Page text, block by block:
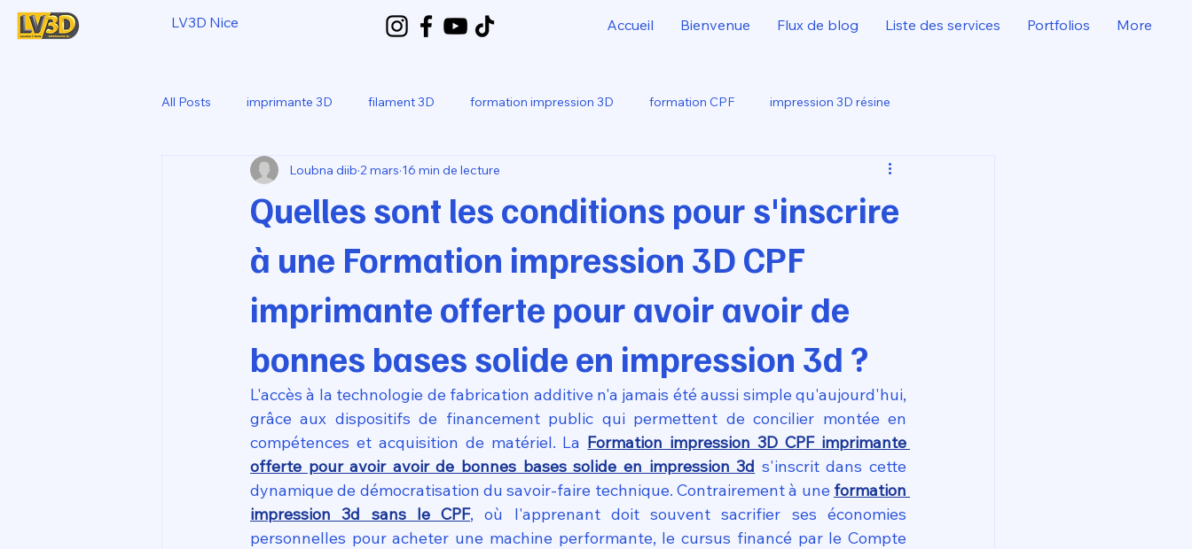
LV3D Nice Accueil Bienvenue Flux de blog Liste des services Portfolios More
All Posts imprimante 3D filament 3D formation impression 3D formation CPF impression 3D résine
CREALITY SPARKX i7 Color Combo SNAPMAKER U1
Quelles sont les conditions pour s'inscrire
à une Formation impression 3D CPF
imprimante offerte pour avoir avoir de
bonnes bases solide en impression 3d ?
Loubna diib 2 mars 16 min de lecture
L'accès à la technologie de fabrication additive n'a jamais été aussi simple qu'aujourd'hui,
grâce aux dispositifs de financement public qui permettent de concilier montée en
compétences et acquisition de matériel. La Formation impression 3D CPF imprimante
offerte pour avoir avoir de bonnes bases solide en impression 3d s'inscrit dans cette
dynamique de démocratisation du savoir-faire technique. Contrairement à une formation
impression 3d sans le CPF, où l'apprenant doit souvent sacrifier ses économies
personnelles pour acheter une machine performante, le cursus financé par le Compte